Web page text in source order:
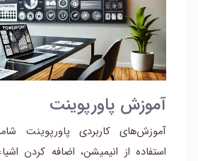
آموزش پاورپوینت
آموزش‌های کاربردی پاورپوینت
استفاده از انیمیشن، اضافه کردن